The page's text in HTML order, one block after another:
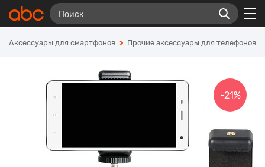
Аксессуары для смартфонов Прочие аксессуары для телефонов
-21%